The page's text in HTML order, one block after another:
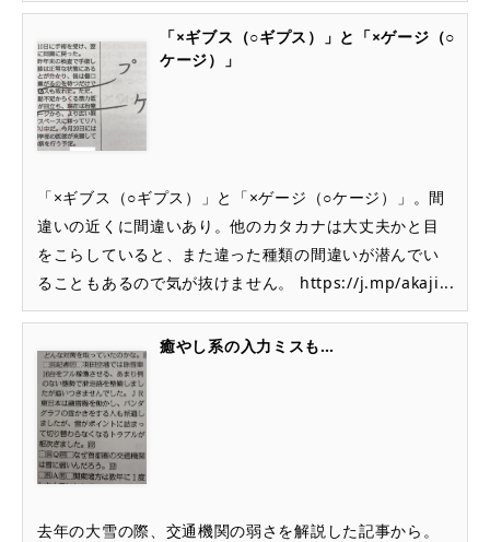
「×ギブス（○ギプス）」と「×ゲージ（○
ケージ）」
「×ギブス（○ギプス）」と「×ゲージ（○ケージ）」。間
違いの近くに間違いあり。他のカタカナは大丈夫かと目
をこらしていると、また違った種類の間違いが潜んでい
ることもあるので気が抜けません。 https://j.mp/akaji...
癒やし系の入力ミスも…
去年の大雪の際、交通機関の弱さを解説した記事から。